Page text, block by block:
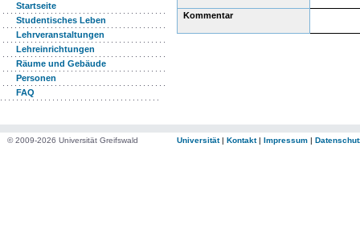
Startseite
Studentisches Leben
Lehrveranstaltungen
Lehreinrichtungen
Räume und Gebäude
Personen
FAQ
Kommentar
© 2009-2026 Universität Greifswald Universität| Kontakt| Impressum |